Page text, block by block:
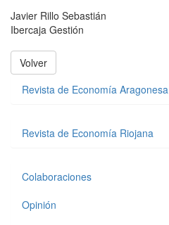
Javier Rillo Sebastián
Ibercaja Gestión
Volver
Revista de Economía Aragonesa
Revista de Economía Riojana
Colaboraciones
Opinión